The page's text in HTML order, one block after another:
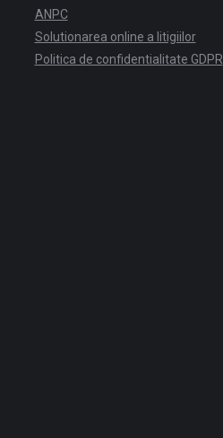
ANPC
Solutionarea online a litigiilor
Politica de confidentialitate GDPR